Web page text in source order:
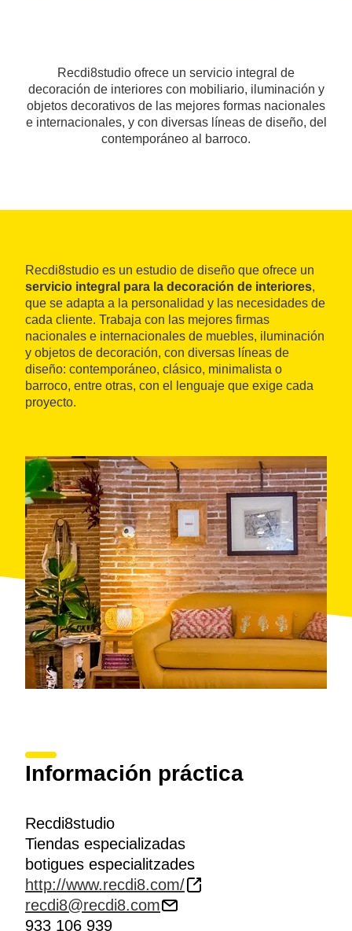
Recdi8studio ofrece un servicio integral de
decoración de interiores con mobiliario, iluminación y
objetos decorativos de las mejores formas nacionales
e internacionales, y con diversas líneas de diseño, del
contemporáneo al barroco.
Recdi8studio es un estudio de diseño que ofrece un
servicio integral para la decoración de interiores,
que se adapta a la personalidad y las necesidades de
cada cliente. Trabaja con las mejores firmas
nacionales e internacionales de muebles, iluminación
y objetos de decoración, con diversas líneas de
diseño: contemporáneo, clásico, minimalista o
barroco, entre otras, con el lenguaje que exige cada
proyecto.
Información práctica
Recdi8studio
Tiendas especializadas
botigues especialitzades
http://www.recdi8.com/
recdi8@recdi8.com
933 106 939